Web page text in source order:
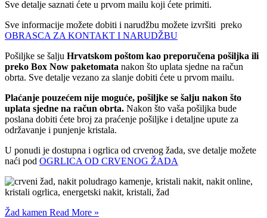
Sve detalje saznati ćete u prvom mailu koji ćete primiti.
Sve informacije možete dobiti i narudžbu možete izvršiti preko
OBRASCA ZA KONTAKT I NARUDŽBU
Pošiljke se šalju Hrvatskom poštom kao preporučena pošiljka ili
preko Box Now paketomata nakon što uplata sjedne na račun
obrta. Sve detalje vezano za slanje dobiti ćete u prvom mailu.
Plaćanje pouzećem nije moguće, pošiljke se šalju nakon što
uplata sjedne na račun obrta. Nakon što vaša pošiljka bude
poslana dobiti ćete broj za praćenje pošiljke i detaljne upute za
održavanje i punjenje kristala.
U ponudi je dostupna i ogrlica od crvenog žada, sve detalje možete
naći pod OGRLICA OD CRVENOG ŽADA
Žad kamen Read More »